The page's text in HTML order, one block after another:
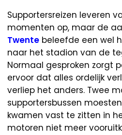
Supportersreizen leveren
momenten op, maar de
Twente beleefde een wel
naar het stadion van de
Normaal gesproken zorgt
ervoor dat alles ordelijk
verliep het anders. Twee
supportersbussen
kwamen vast te zitten in
motoren niet meer